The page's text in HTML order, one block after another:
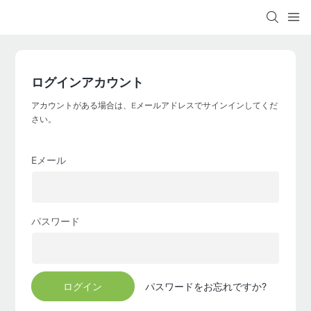
ログインアカウント
アカウントがある場合は、Eメールアドレスでサインインしてくだ
さい。
Eメール
パスワード
ログイン パスワードをお忘れですか?